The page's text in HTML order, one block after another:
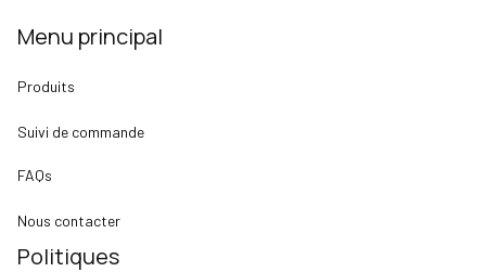
Menu principal
Produits
Suivi de commande
FAQs
Nous contacter
Politiques